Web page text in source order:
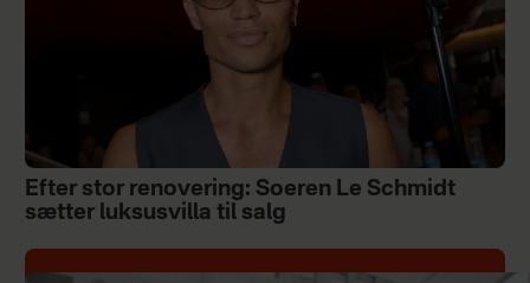
Efter stor renovering: Soeren Le Schmidt
sætter luksusvilla til salg